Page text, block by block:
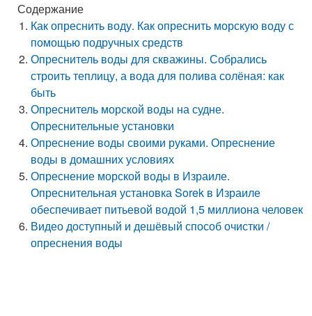
Содержание
Как опреснить воду. Как опреснить морскую воду с
помощью подручных средств
Опреснитель воды для скважины. Собрались
строить теплицу, а вода для полива солёная: как
быть
Опреснитель морской воды на судне.
Опреснительные установки
Опреснение воды своими руками. Опреснение
воды в домашних условиях
Опреснение морской воды в Израиле.
Опреснительная установка Sorek в Израиле
обеспечивает питьевой водой 1,5 миллиона человек
Видео доступный и дешёвый способ очистки /
опреснения воды